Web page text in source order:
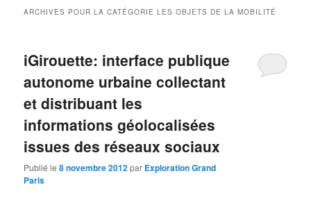
principal
secondaire
ARCHIVES POUR LA CATÉGORIELES OBJETS DE LA MOBILITÉ
iGirouette: interface publique
autonome urbaine collectant
et distribuant les
informations géolocalisées
issues des réseaux sociaux
Publié le8 novembre 2012par Exploration Grand
Paris